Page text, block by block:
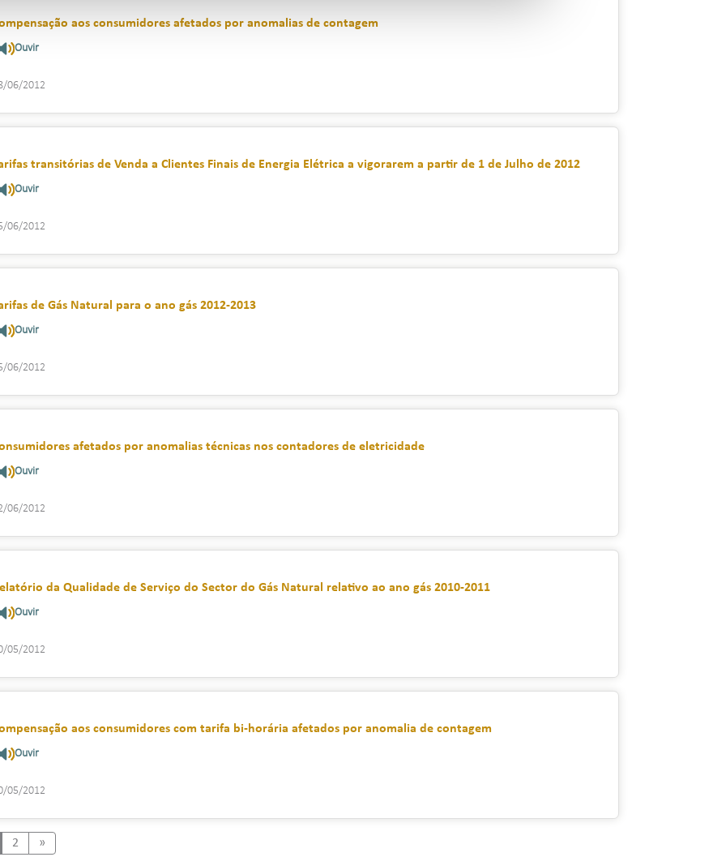
aos consumidores afetados por anomalias de contagem
Ouvir
06/2012
transitórias de Venda a Clientes Finais de Energia Elétrica a vigorarem a partir de 1 de Julho de 2012
Ouvir
06/2012
de Gás Natural para o ano gás 2012-2013
Ouvir
06/2012
afetados por anomalias técnicas nos contadores de eletricidade
Ouvir
06/2012
da Qualidade de Serviço do Sector do Gás Natural relativo ao ano gás 2010-2011
Ouvir
05/2012
aos consumidores com tarifa bi-horária afetados por anomalia de contagem
Ouvir
05/2012
2 »Next